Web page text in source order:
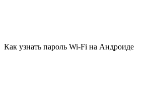
Как узнать пароль Wi-Fi на Андроиде